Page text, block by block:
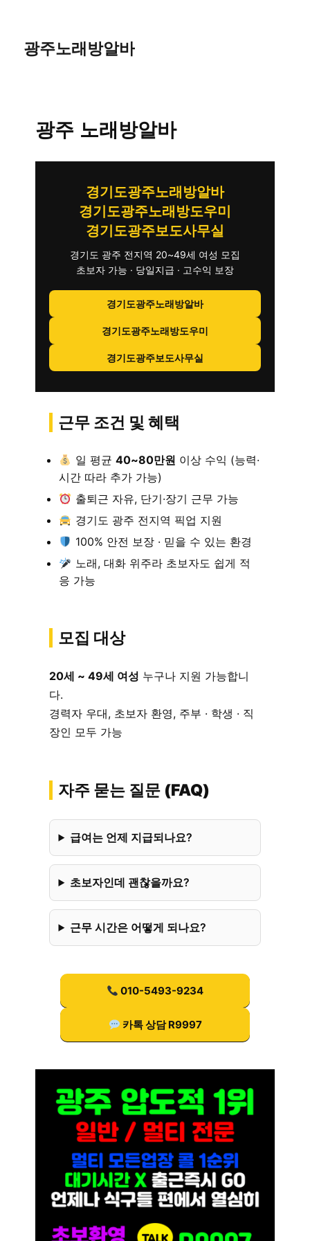
광주노래방알바
광주 노래방알바
경기도광주노래방알바
경기도광주노래방도우미
경기도광주보도사무실
경기도 광주 전지역 20~49세 여성 모집
초보자 가능 · 당일지급 · 고수익 보장
경기도광주노래방알바
경기도광주노래방도우미
경기도광주보도사무실
근무 조건 및 혜택
일 평균 40~80만원 이상 수익 (능력·
시간 따라 추가 가능)
출퇴근 자유, 단기·장기 근무 가능
경기도 광주 전지역 픽업 지원
100% 안전 보장 · 믿을 수 있는 환경
노래, 대화 위주라 초보자도 쉽게 적
응 가능
모집 대상
20세 ~ 49세 여성 누구나 지원 가능합니
다.
경력자 우대, 초보자 환영, 주부 · 학생 · 직
장인 모두 가능
자주 묻는 질문 (FAQ)
급여는 언제 지급되나요?
초보자인데 괜찮을까요?
근무 시간은 어떻게 되나요?
010-5493-9234
카톡 상담 R9997